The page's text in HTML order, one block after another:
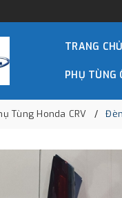
TRANG CHỦ
PHỤ TÙNG
Tùng Honda CRV